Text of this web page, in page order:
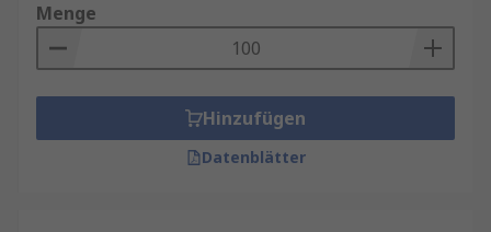
Menge
Hinzufügen
Datenblätter